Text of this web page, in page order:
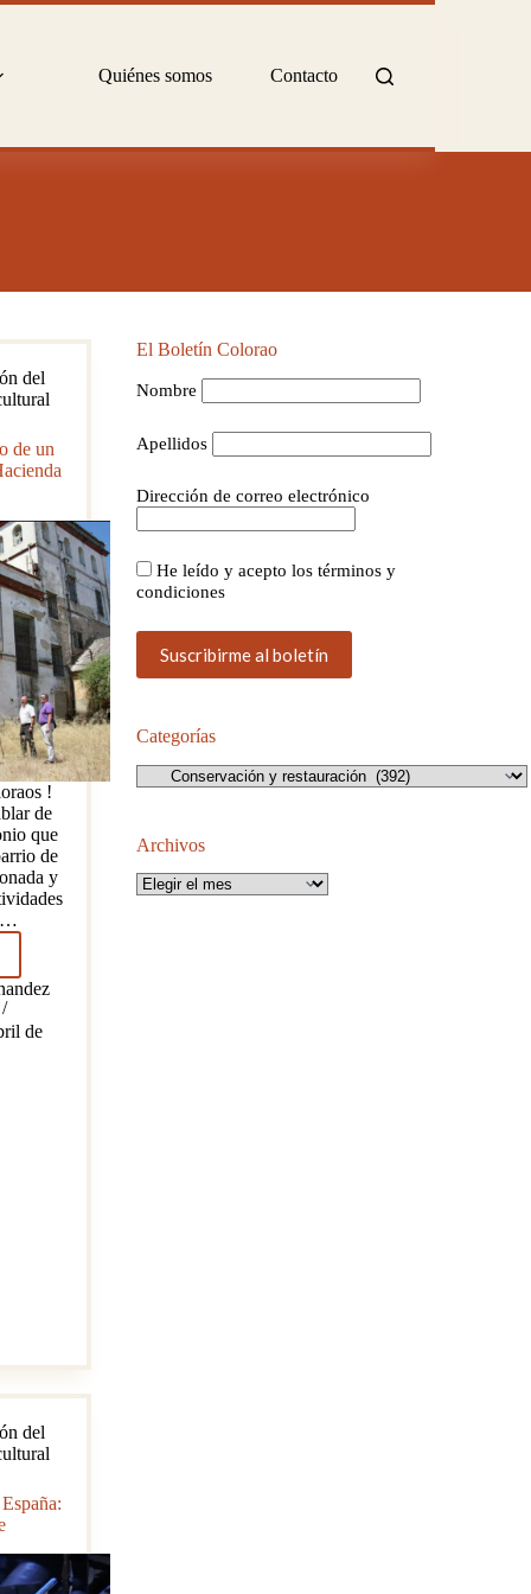
Quiénes somos Contacto
del
de un
!
de
que
de
y
de
del
El Boletín Colorao
Nombre
Apellidos
Dirección de correo electrónico
He leído y acepto los términos y
condiciones
Categorías
Categorías
Archivos
Archivos